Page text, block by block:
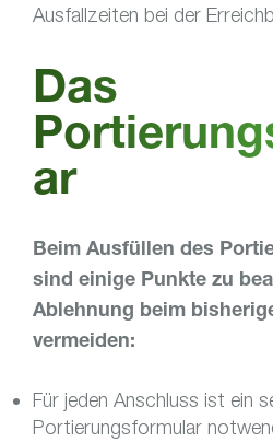
Ausfallzeiten bei der
Das
ar
Beim Ausfüllen des
sind einige Punkte zu
Ablehnung beim
vermeiden:
Für jeden Anschluss ist ein
Portierungsformular